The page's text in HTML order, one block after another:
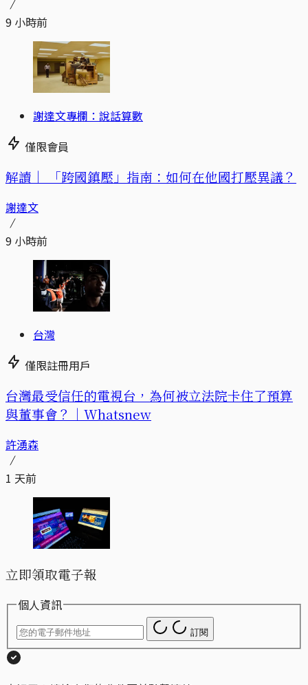
9 小時前
謝達文專欄：說話算數
僅限會員
解讀｜ 「跨國鎮壓」指南：如何在他國打壓異議？
謝達文
9 小時前
台灣
僅限註冊用戶
台灣最受信任的電視台，為何被立法院卡住了預算
與董事會？｜Whatsnew
許湧森
1 天前
立即領取電子報
個人資訊
訂閱